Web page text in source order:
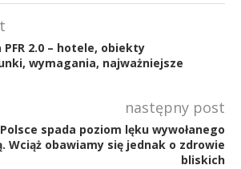
2.0 – hotele, obiekty
wymagania, najważniejsze
następny post
spada poziom lęku wywołanego
Wciąż obawiamy się jednak o zdrowie
bliskich